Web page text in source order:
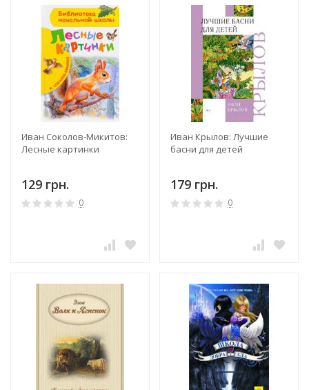
Иван Соколов-Микитов:
Лесные картинки
129 грн.
0
Иван Крылов: Лучшие
басни для детей
179 грн.
0